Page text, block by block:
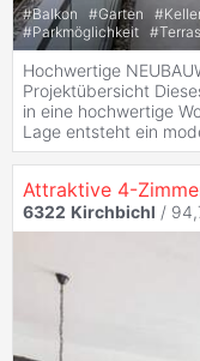
#Balkon #Garten #
#Parkmöglichkeit #
Hochwertige
Projektübersicht
in eine hochwertige
Lage entsteht ein
Attraktive 4-
6322 Kirchbichl /